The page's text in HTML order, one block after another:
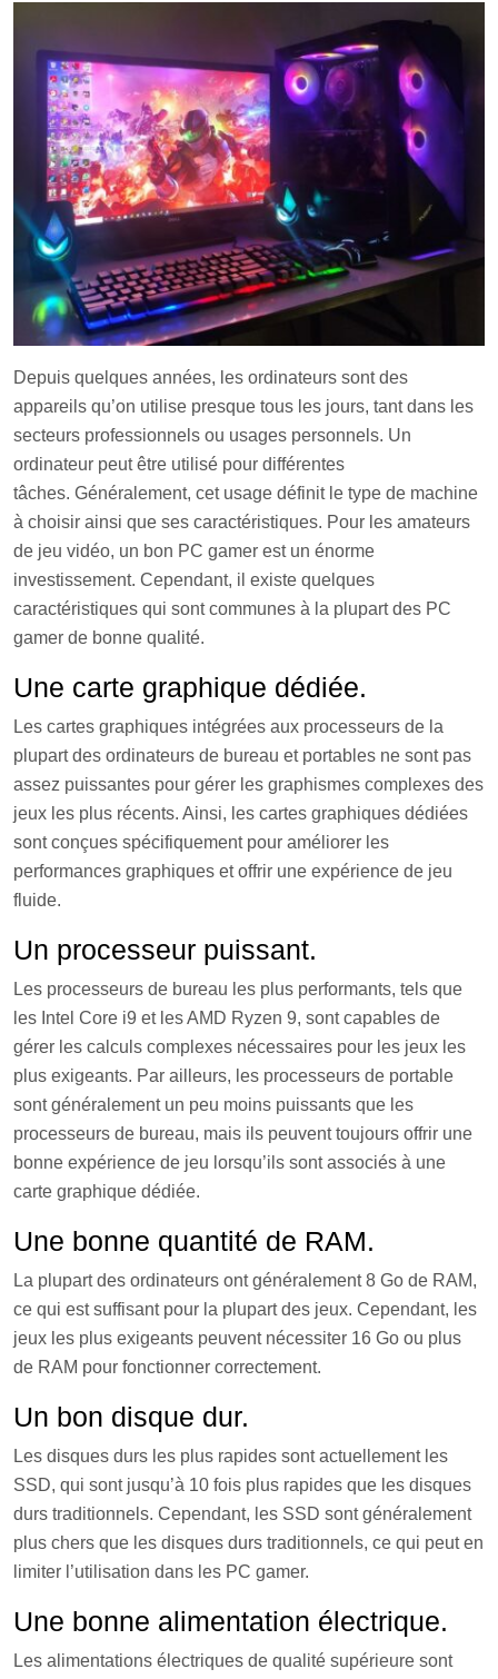
Depuis quelques années, les ordinateurs sont des
appareils qu’on utilise presque tous les jours, tant dans les
secteurs professionnels ou usages personnels. Un
ordinateur peut être utilisé pour différentes
tâches. Généralement, cet usage définit le type de machine
à choisir ainsi que ses caractéristiques. Pour les amateurs
de jeu vidéo, un bon PC gamer est un énorme
investissement. Cependant, il existe quelques
caractéristiques qui sont communes à la plupart des PC
gamer de bonne qualité.
Une carte graphique dédiée.
Les cartes graphiques intégrées aux processeurs de la
plupart des ordinateurs de bureau et portables ne sont pas
assez puissantes pour gérer les graphismes complexes des
jeux les plus récents. Ainsi, les cartes graphiques dédiées
sont conçues spécifiquement pour améliorer les
performances graphiques et offrir une expérience de jeu
fluide.
Un processeur puissant.
Les processeurs de bureau les plus performants, tels que
les Intel Core i9 et les AMD Ryzen 9, sont capables de
gérer les calculs complexes nécessaires pour les jeux les
plus exigeants. Par ailleurs, les processeurs de portable
sont généralement un peu moins puissants que les
processeurs de bureau, mais ils peuvent toujours offrir une
bonne expérience de jeu lorsqu’ils sont associés à une
carte graphique dédiée.
Une bonne quantité de RAM.
La plupart des ordinateurs ont généralement 8 Go de RAM,
ce qui est suffisant pour la plupart des jeux. Cependant, les
jeux les plus exigeants peuvent nécessiter 16 Go ou plus
de RAM pour fonctionner correctement.
Un bon disque dur.
Les disques durs les plus rapides sont actuellement les
SSD, qui sont jusqu’à 10 fois plus rapides que les disques
durs traditionnels. Cependant, les SSD sont généralement
plus chers que les disques durs traditionnels, ce qui peut en
limiter l’utilisation dans les PC gamer.
Une bonne alimentation électrique.
Les alimentations électriques de qualité supérieure sont